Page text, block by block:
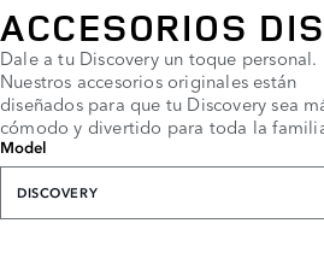
ACCESORIOS
Dale a tu Discovery un toque personal.
Nuestros accesorios originales están
diseñados para que tu Discovery sea
cómodo y divertido para toda la
Model
DISCOVERY